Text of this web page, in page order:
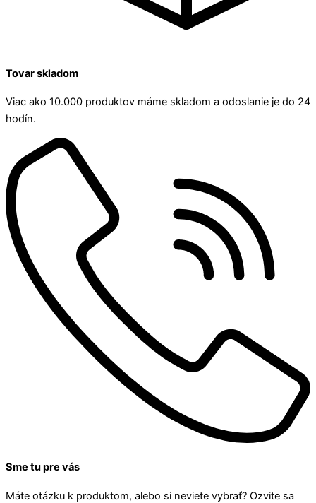
Tovar skladom
Viac ako 10.000 produktov máme skladom a odoslanie je do 24
hodín.
Sme tu pre vás
Máte otázku k produktom, alebo si neviete vybrať? Ozvite sa